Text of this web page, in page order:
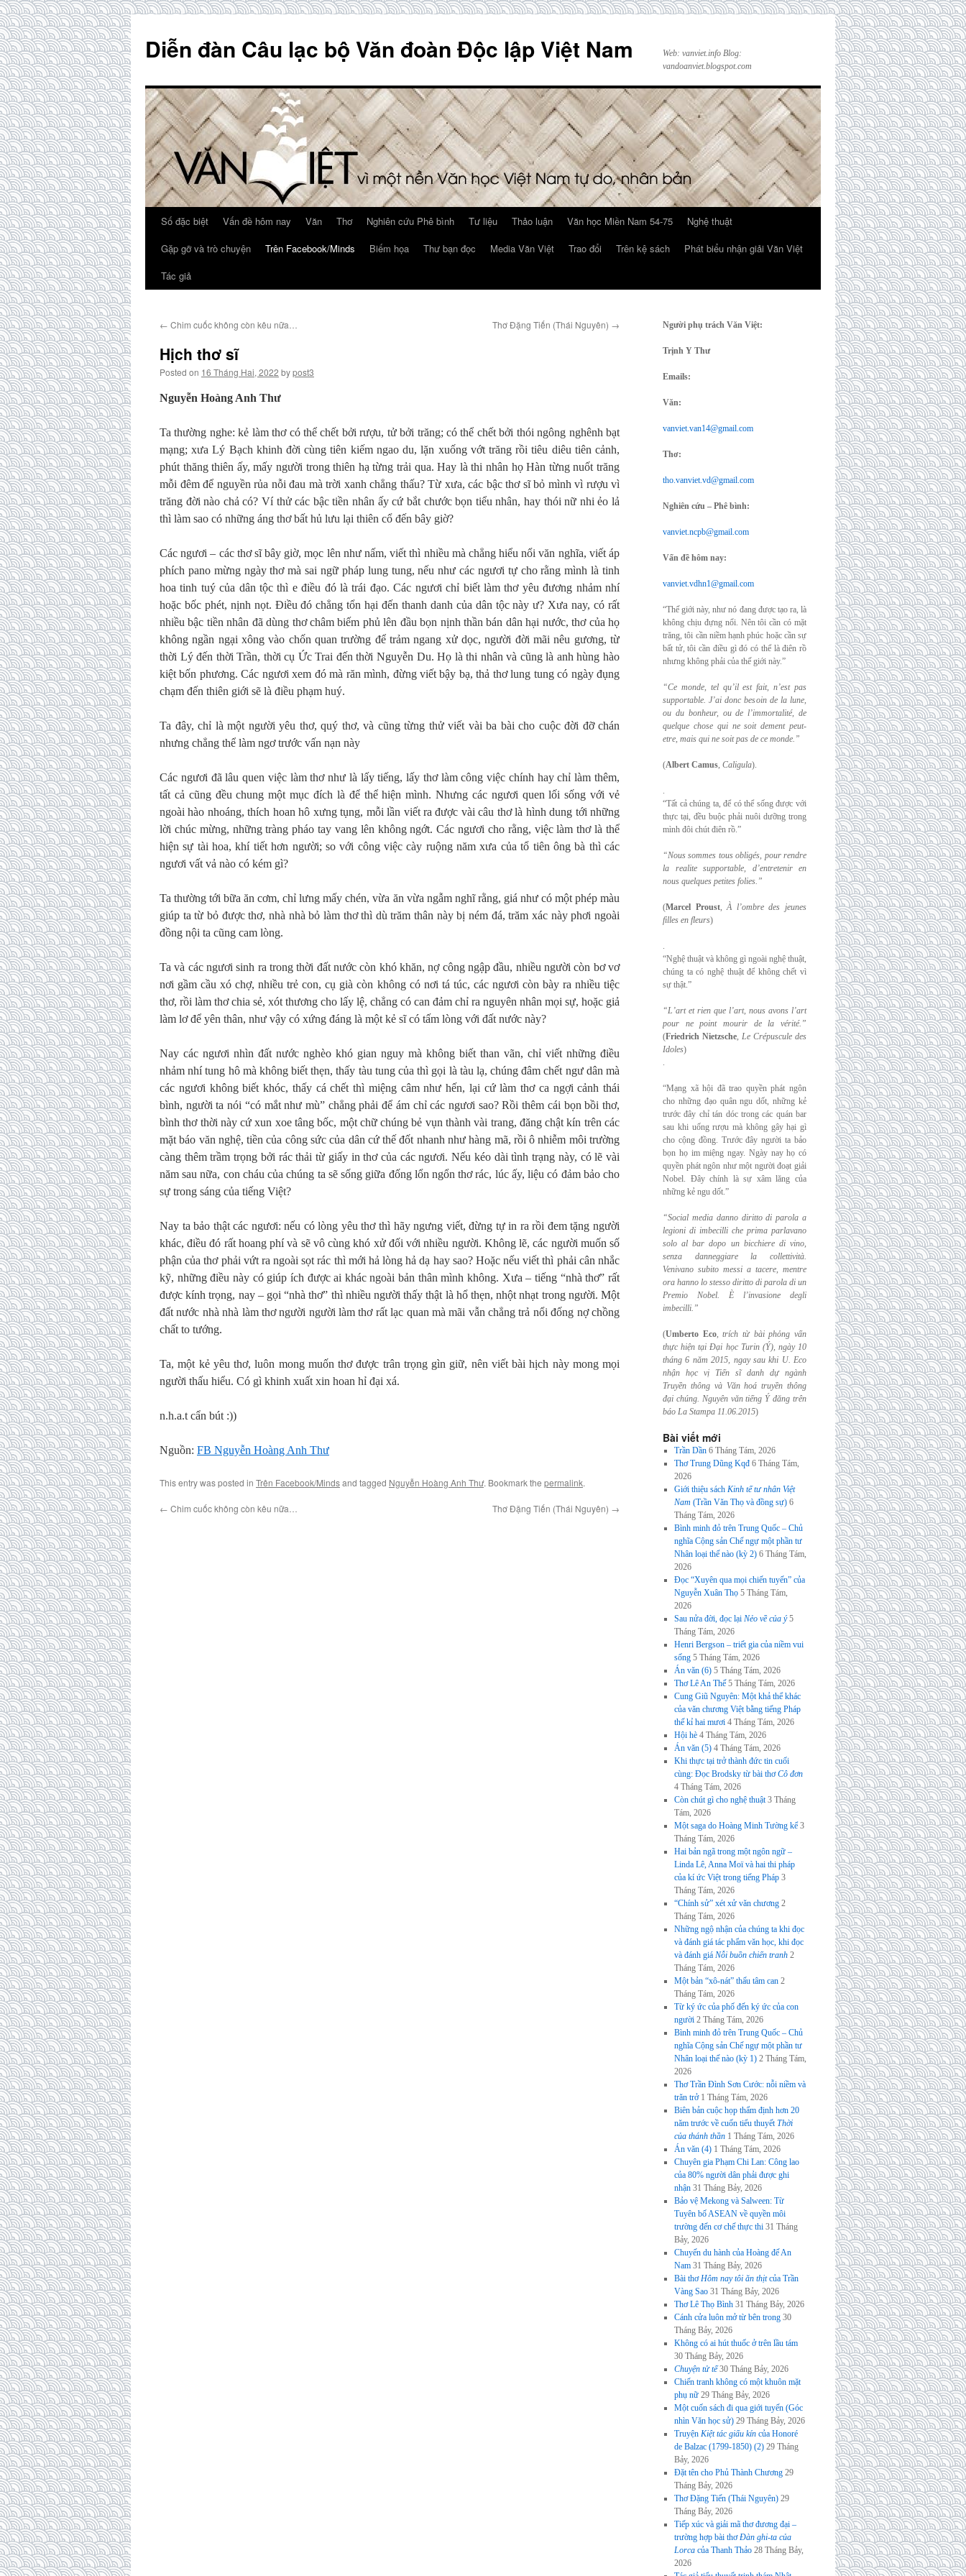
content
Diễn đàn Câu lạc bộ Văn đoàn Độc lập Việt Nam
Web: vanviet.info Blog:
vandoanviet.blogspot.com
Số đặc biệt Vấn đề hôm nay Văn Thơ Nghiên cứu Phê bình Tư liệu Thảo luận Văn học Miền Nam 54-75
Nghệ thuật
Gặp gỡ và trò chuyện
Trên Facebook/Minds Biếm họa Thư bạn đọc Media Văn Việt Trao đổi Trên kệ sách
Phát biểu nhận giải Văn Việt
Tác giả
← Chim cuốc không còn kêu nữa… Thơ Đặng Tiến (Thái Nguyên) →
Hịch thơ sĩ
Posted on 16 Tháng Hai, 2022 bypost3
Nguyễn Hoàng Anh Thư
Ta thường nghe: kẻ làm thơ có thể chết bởi rượu, tử bởi trăng; có thể chết bởi thói ngông nghênh bạt
mạng; xưa Lý Bạch khinh đời cùng tiên kiếm ngao du, lặn xuống vớt trăng rồi tiêu diêu tiên cảnh,
phút thăng thiên ấy, mấy người trong thiên hạ từng trải qua. Hay là thi nhân họ Hàn từng nuốt trăng
mỗi đêm để nguyền rủa nỗi đau mà trời xanh chẳng thấu? Từ xưa, các bậc thơ sĩ bỏ mình vì rượu vì
trăng đời nào chả có? Ví thử các bậc tiền nhân ấy cứ bắt chước bọn tiểu nhân, hay thói nữ nhi ẻo lả
thì làm sao có những áng thơ bất hủ lưu lại thiên cổ đến bây giờ?
Các ngươi – các thơ sĩ bây giờ, mọc lên như nấm, viết thì nhiều mà chẳng hiểu nổi văn nghĩa, viết áp
phích pano mừng ngày thơ mà sai ngữ pháp lung tung, nếu như các ngươi tự cho rằng mình là tinh
hoa tinh tuý của dân tộc thì e điều đó là trái đạo. Các ngươi chỉ biết làm thơ yêu đương nhảm nhí
hoặc bốc phét, nịnh nọt. Điều đó chẳng tổn hại đến thanh danh của dân tộc này ư? Xưa nay, có rất
nhiều bậc tiền nhân đã dùng thơ châm biếm phủ lên đầu bọn nịnh thần bán dân hại nước, thơ của họ
không ngần ngại xông vào chốn quan trường để trảm ngang xử dọc, người đời mãi nêu gương, từ
thời Lý đến thời Trần, thời cụ Ức Trai đến thời Nguyễn Du. Họ là thi nhân và cũng là anh hùng hào
kiệt bốn phương. Các ngươi xem đó mà răn mình, đừng viết bậy bạ, thả thơ lung tung có ngày đụng
chạm đến thiên giới sẽ là điều phạm huý.
Ta đây, chỉ là một người yêu thơ, quý thơ, và cũng từng thử viết vài ba bài cho cuộc đời đỡ chán
nhưng chẳng thể làm ngơ trước vấn nạn này
Các ngươi đã lâu quen việc làm thơ như là lấy tiếng, lấy thơ làm công việc chính hay chỉ làm thêm,
tất cả cũng đều chung một mục đích là để thể hiện mình. Nhưng các ngươi quen lối sống với vẻ
ngoài hào nhoáng, thích hoan hô xưng tụng, mỗi lần viết ra được vài câu thơ là hình dung tới những
lời chúc mừng, những tràng pháo tay vang lên không ngớt. Các ngươi cho rằng, việc làm thơ là thể
hiện sự tài hoa, khí tiết hơn người; so với công việc cày ruộng năm xưa của tổ tiên ông bà thì các
ngươi vất vả nào có kém gì?
Ta thường tới bữa ăn cơm, chỉ lưng mấy chén, vừa ăn vừa ngẫm nghĩ rằng, giá như có một phép màu
giúp ta từ bỏ được thơ, nhà nhà bỏ làm thơ thì dù trăm thân này bị ném đá, trăm xác này phơi ngoài
đồng nội ta cũng cam lòng.
Ta và các ngươi sinh ra trong thời đất nước còn khó khăn, nợ công ngập đầu, nhiều người còn bơ vơ
nơi gầm cầu xó chợ, nhiều trẻ con, cụ già còn không có nơi tá túc, các ngươi còn bày ra nhiều tiệc
thơ, rồi làm thơ chia sẻ, xót thương cho lấy lệ, chẳng có can đảm chỉ ra nguyên nhân mọi sự, hoặc giả
làm lơ để yên thân, như vậy có xứng đáng là một kẻ sĩ có tấm lòng với đất nước này?
Nay các ngươi nhìn đất nước nghèo khó gian nguy mà không biết than vãn, chỉ viết những điều
nhảm nhí tung hô mà không biết thẹn, thấy tàu tung của thì gọi là tàu lạ, chúng đâm chết ngư dân mà
các ngươi không biết khóc, thấy cá chết thì miệng câm như hến, lại cứ làm thơ ca ngợi cảnh thái
bình, người ta nói “có mắt như mù” chẳng phải để ám chỉ các ngươi sao? Rồi thêm cái bọn bồi thơ,
bình thơ thời này cứ xun xoe tâng bốc, một chữ chúng bẻ vụn thành vài trang, đăng chật kín trên các
mặt báo văn nghệ, tiền của công sức của dân cứ thế đốt nhanh như hàng mã, rồi ô nhiễm môi trường
càng thêm trầm trọng bởi rác thải từ giấy in thơ của các ngươi. Nếu kéo dài tình trạng này, có lẽ vài
năm sau nữa, con cháu của chúng ta sẽ sống giữa đống lổn ngổn thơ rác, lúc ấy, liệu có đảm bảo cho
sự trong sáng của tiếng Việt?
Nay ta bảo thật các ngươi: nếu có lòng yêu thơ thì hãy ngưng viết, đừng tự in ra rồi đem tặng người
khác, điều đó rất hoang phí và sẽ vô cùng khó xử đối với nhiều người. Không lẽ, các người muốn số
phận của thơ phải vứt ra ngoài sọt rác thì mới hả lòng hả dạ hay sao? Hoặc nếu viết thì phải cân nhắc
kỹ, những điều này có giúp ích được ai khác ngoài bản thân mình không. Xưa – tiếng “nhà thơ” rất
được kính trọng, nay – gọi “nhà thơ” thì nhiều người thấy thật là hổ thẹn, nhột nhạt trong người. Một
đất nước nhà nhà làm thơ người người làm thơ rất lạc quan mà mãi vẫn chẳng trả nổi đống nợ chồng
chất to tướng.
Ta, một kẻ yêu thơ, luôn mong muốn thơ được trân trọng gìn giữ, nên viết bài hịch này mong mọi
người thấu hiểu. Có gì khinh xuất xin hoan hỉ đại xá.
n.h.a.t cẩn bút :))
Nguồn: FB Nguyễn Hoàng Anh Thư
This entry was posted in Trên Facebook/Mindsand tagged Nguyễn Hoàng Anh Thư. Bookmark the permalink.
← Chim cuốc không còn kêu nữa… Thơ Đặng Tiến (Thái Nguyên) →
Người phụ trách Văn Việt:
Trịnh Y Thư
Emails:
Văn:
vanviet.van14@gmail.com
Thơ:
tho.vanviet.vd@gmail.com
Nghiên cứu – Phê bình:
vanviet.ncpb@gmail.com
Vấn đề hôm nay:
vanviet.vdhn1@gmail.com
“Thế giới này, như nó đang được tạo ra, là
không chịu đựng nổi. Nên tôi cần có mặt
trăng, tôi cần niềm hạnh phúc hoặc cần sự
bất tử, tôi cần điều gì đó có thể là điên rồ
nhưng không phải của thế giới này.”
“Ce monde, tel qu’il est fait, n’est pas
supportable. J’ai donc besoin de la lune,
ou du bonheur, ou de l’immortalité, de
quelque chose qui ne soit dement peut-
etre, mais qui ne soit pas de ce monde.”
(Albert Camus, Caligula).
.
“Tất cả chúng ta, để có thể sống được với
thực tại, đều buộc phải nuôi dưỡng trong
mình đôi chút điên rồ.”
“Nous sommes tous obligés, pour rendre
la realite supportable, d’entretenir en
nous quelques petites folies.”
(Marcel Proust,À l’ombre des jeunes
filles en fleurs)
.
“Nghệ thuật và không gì ngoài nghệ thuật,
chúng ta có nghệ thuật để không chết vì
sự thật.”
“L’art et rien que l’art, nous avons l’art
pour ne point mourir de la vérité.”
(Friedrich Nietzsche, Le Crépuscule des
Idoles)
.
“Mạng xã hội đã trao quyền phát ngôn
cho những đạo quân ngu dốt, những kẻ
trước đây chỉ tán dóc trong các quán bar
sau khi uống rượu mà không gây hại gì
cho cộng đồng. Trước đây người ta bảo
bọn họ im miệng ngay. Ngày nay họ có
quyền phát ngôn như một người đoạt giải
Nobel. Đây chính là sự xâm lăng của
những kẻ ngu dốt.”
“Social media danno diritto di parola a
legioni di imbecilli che prima parlavano
solo albar dopo un bicchiere di vino,
senza danneggiare la collettività.
Venivano subito messi a tacere, mentre
ora hanno lo stesso diritto di parola di un
Premio Nobel. È l’invasione degli
imbecilli.”
(Umberto Eco,trích từ bài phỏng vấn
thực hiện tại Đại học Turin (Ý), ngày 10
tháng 6 năm 2015, ngay sau khi U. Eco
nhận học vị Tiến sĩ danh dự ngành
Truyền thông và Văn hoá truyền thông
đại chúng. Nguyên văn tiếng Ý đăng trên
báo La Stampa 11.06.2015)
Bài viết mới
Trần Dần 6 Tháng Tám, 2026
Thơ Trung Dũng Kqđ 6 Tháng Tám,
2026
Giới thiệu sách Kinh tế tư nhân Việt
Nam (Trần Văn Thọ và đồng sự) 6
Tháng Tám, 2026
Bình minh đỏ trên Trung Quốc – Chủ
nghĩa Cộng sản Chế ngự một phần tư
Nhân loại thế nào (kỳ 2) 6 Tháng Tám,
2026
Đọc “Xuyên qua mọi chiến tuyến” của
Nguyễn Xuân Thọ 5 Tháng Tám,
2026
Sau nửa đời, đọc lại Nẻo về của ý 5
Tháng Tám, 2026
Henri Bergson – triết gia của niềm vui
sống 5 Tháng Tám, 2026
Án văn (6) 5 Tháng Tám, 2026
Thơ Lê An Thế 5 Tháng Tám, 2026
Cung Giũ Nguyên: Một khả thể khác
của văn chương Việt bằng tiếng Pháp
thế kỉ hai mươi 4 Tháng Tám, 2026
Hội hè 4 Tháng Tám, 2026
Án văn (5) 4 Tháng Tám, 2026
Khi thực tại trở thành đức tin cuối
cùng: Đọc Brodsky từ bài thơCô đơn
4 Tháng Tám, 2026
Còn chút gì cho nghệ thuật 3 Tháng
Tám, 2026
Một saga do Hoàng Minh Tường kể 3
Tháng Tám, 2026
Hai bản ngã trong một ngôn ngữ –
Linda Lê, Anna Moï và hai thi pháp
của kí ức Việt trong tiếng Pháp 3
Tháng Tám, 2026
“Chính sử” xét xử văn chương 2
Tháng Tám, 2026
Những ngộ nhận của chúng ta khi đọc
và đánh giá tác phẩm văn học, khi đọc
và đánh giá Nỗi buồn chiến tranh 2
Tháng Tám, 2026
Một bản “xô-nát” thấu tâm can 2
Tháng Tám, 2026
Từ ký ức của phố đến ký ức của con
người 2 Tháng Tám, 2026
Bình minh đỏ trên Trung Quốc – Chủ
nghĩa Cộng sản Chế ngự một phần tư
Nhân loại thế nào (kỳ 1) 2 Tháng Tám,
2026
Thơ Trần Đình Sơn Cước: nỗi niềm và
trăn trở 1 Tháng Tám, 2026
Biên bản cuộc họp thẩm định hơn 20
năm trước về cuốn tiểu thuyếtThời
của thánh thần 1 Tháng Tám, 2026
Án văn (4) 1 Tháng Tám, 2026
Chuyên gia Phạm Chi Lan: Công lao
của 80% người dân phải được ghi
nhận 31 Tháng Bảy, 2026
Bảo vệ Mekong và Salween: Từ
Tuyên bố ASEAN về quyền môi
trường đến cơ chế thực thi 31 Tháng
Bảy, 2026
Chuyến du hành của Hoàng đế An
Nam 31 Tháng Bảy, 2026
Bài thơHôm nay tôi ăn thịtcủa Trần
Vàng Sao 31 Tháng Bảy, 2026
Thơ Lê Thọ Bình 31 Tháng Bảy, 2026
Cánh cửa luôn mở từ bên trong 30
Tháng Bảy, 2026
Không có ai hút thuốc ở trên lầu tám
30 Tháng Bảy, 2026
Chuyện tử tế 30 Tháng Bảy, 2026
Chiến tranh không có một khuôn mặt
phụ nữ 29 Tháng Bảy, 2026
Một cuốn sách đi qua giới tuyến (Góc
nhìn Văn học sử) 29 Tháng Bảy, 2026
Truyện Kiệt tác giấu kíncủa Honoré
de Balzac (1799-1850) (2) 29 Tháng
Bảy, 2026
Đặt tên cho Phủ Thành Chương 29
Tháng Bảy, 2026
Thơ Đặng Tiến (Thái Nguyên) 29
Tháng Bảy, 2026
Tiếp xúc và giải mã thơ đương đại –
trường hợp bài thơĐàn ghi-ta của
Lorcacủa Thanh Thảo 28 Tháng Bảy,
2026